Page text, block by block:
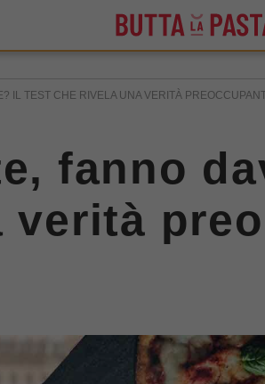
IL TEST CHE RIVELA UNA VERITÀ
fanno
verità